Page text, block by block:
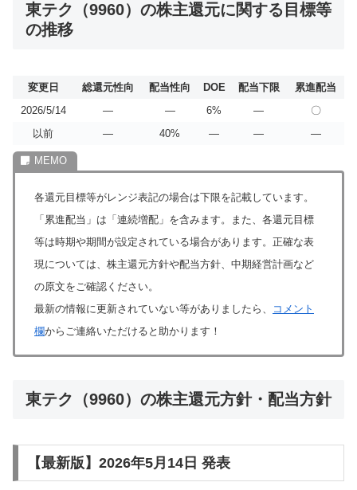
東テク（9960）の株主還元に関する目標等
の推移
変更日 総還元性向 配当性向 DOE 配当下限
累進配当
2026/5/14
― ― 6% ―
〇
以前
― 40% ― ― ―
各還元目標等がレンジ表記の場合は下限を記載しています。
「累進配当」は「連続増配」を含みます。また、各還元目標
等は時期や期間が設定されている場合があります。正確な表
現については、株主還元方針や配当方針、中期経営計画など
の原文をご確認ください。
最新の情報に更新されていない等がありましたら、
コメント
欄からご連絡いただけると助かります！
東テク（9960）の株主還元方針・配当方針
【最新版】2026年5月14日 発表